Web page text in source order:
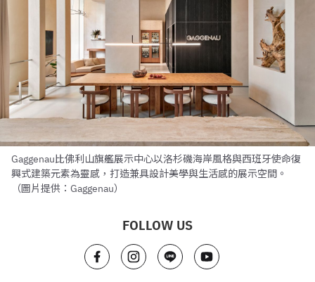
Gaggenau比佛利山旗艦展示中心以洛杉磯海岸風格與西班牙使命復
興式建築元素為靈感，打造兼具設計美學與生活感的展示空間。
（圖片提供：Gaggenau）
FOLLOW US